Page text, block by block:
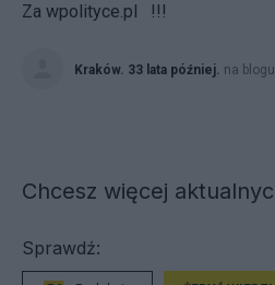
Za wpolityce.pl !!!
Kraków. 33 lata później. na blogu
Chcesz więcej
Sprawdź: